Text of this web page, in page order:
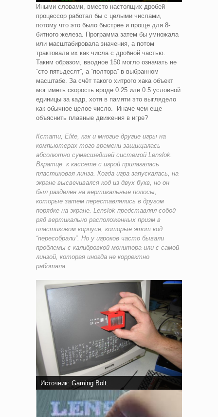
Иными словами, вместо настоящих дробей
процессор работал бы с целыми числами,
потому что это было быстрее и проще для 8-
битного железа. Программа затем бы умножала
или масштабировала значения, а потом
трактовала их как числа с дробной частью.
Таким образом, вводное 150 могло означать не
“сто пятьдесят”, а “полтора” в выбранном
масштабе. За счёт такого хитрого хака объект
мог иметь скорость вроде 0.25 или 0.5 условной
единицы за кадр, хотя в памяти это выглядело
как обычное целое число. Иначе чем еще
объяснить плавные движения в игре?
Кстати, Elite, как и многие другие игры на
компьютерах того времени защищалась
абсолютно сумасшедшей системой Lenslok.
Вкратце, к кассете с игрой прилагалась
пластиковая линза. Когда игра запускалась, на
экране высвечивался код из двух букв, но он
был разделен на вертикальные полосы,
которые затем переставлялись в другом
порядке на экране. Lenslok представлял собой
ряд вертикально расположенных призм в
пластиковом корпусе, которые этот код
“пересобрали”. Но у игроков часто бывали
проблемы с калибровкой монитора или с самой
линзой, которая иногда не корректно
работала.
Источник: Gaming Bolt.